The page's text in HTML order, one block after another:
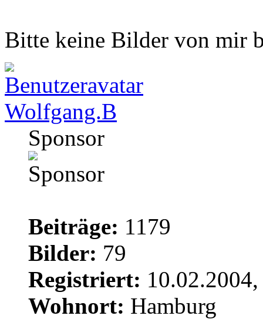
Bitte keine Bilder von mir
Wolfgang.B
Sponsor
Beiträge: 1179
Bilder: 79
Registriert:
Wohnort: Hamburg